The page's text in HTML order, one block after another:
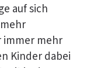
auf sich
immer mehr
Kinder dabei